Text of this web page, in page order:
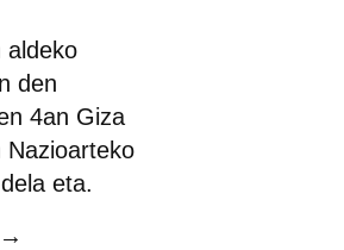
aldeko
den
4an Giza
Nazioarteko
eta.